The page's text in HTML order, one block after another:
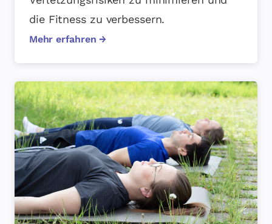
die Fitness zu verbessern.
Mehr erfahren →